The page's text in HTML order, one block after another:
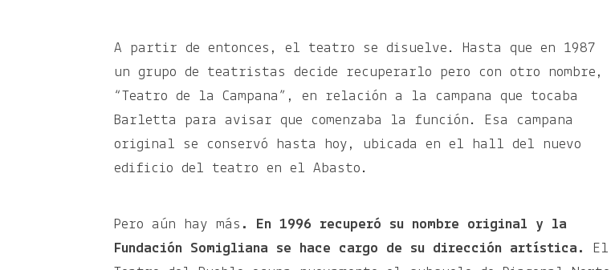
A partir de entonces, el teatro se disuelve. Hasta que en 1987
un grupo de teatristas decide recuperarlo pero con otro nombre,
“Teatro de la Campana”, en relación a la campana que tocaba
Barletta para avisar que comenzaba la función. Esa campana
original se conservó hasta hoy, ubicada en el hall del nuevo
edificio del teatro en el Abasto.
Pero aún hay más . En 1996 recuperó su nombre original y la
Fundación Somigliana se hace cargo de su dirección artística.
El